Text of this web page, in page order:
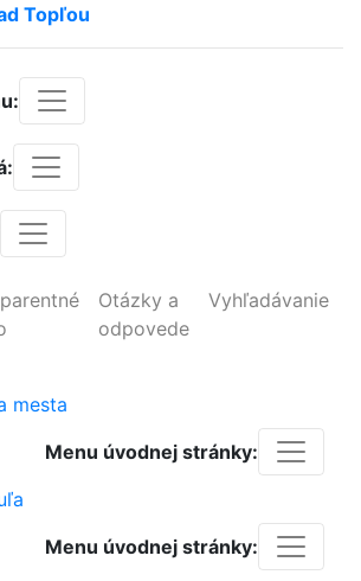
Topľou
Otázky a
odpovede
Vyhľadávanie
mesta
Menu úvodnej stránky:
Menu úvodnej stránky: